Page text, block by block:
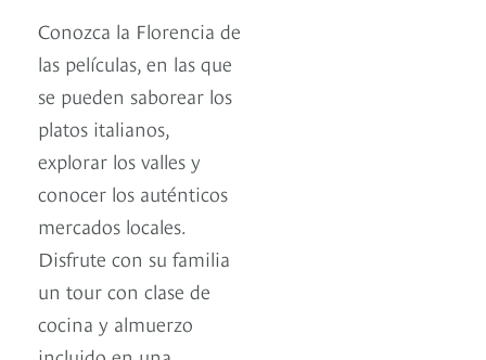
Conozca la Florencia de
las películas, en las que
se pueden saborear los
platos italianos,
explorar los valles y
conocer los auténticos
mercados locales.
Disfrute con su familia
un tour con clase de
cocina y almuerzo